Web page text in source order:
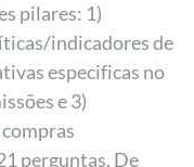
pilares: 1)
indicadores de
especificas no
e 3)
perguntas. De